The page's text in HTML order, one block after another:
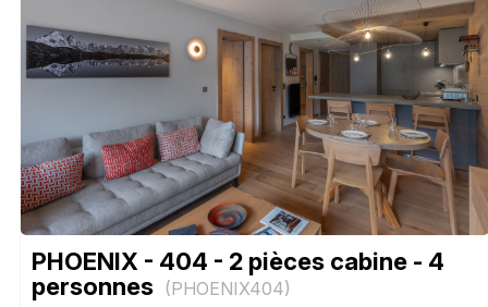
PHOENIX - 404 - 2 pièces cabine - 4
personnes (PHOENIX404)